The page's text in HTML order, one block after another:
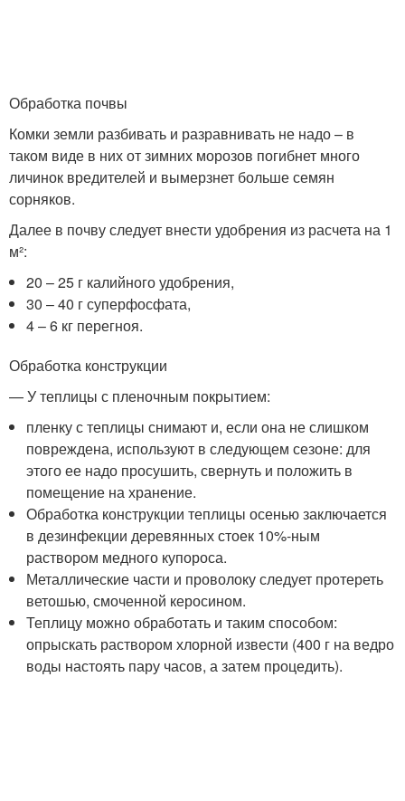
Обработка почвы
Комки земли разбивать и разравнивать не надо – в
таком виде в них от зимних морозов погибнет много
личинок вредителей и вымерзнет больше семян
сорняков.
Далее в почву следует внести удобрения из расчета на 1
м²:
20 – 25 г калийного удобрения,
30 – 40 г суперфосфата,
4 – 6 кг перегноя.
Обработка конструкции
— У теплицы с пленочным покрытием:
пленку с теплицы снимают и, если она не слишком
повреждена, используют в следующем сезоне: для
этого ее надо просушить, свернуть и положить в
помещение на хранение.
Обработка конструкции теплицы осенью заключается
в дезинфекции деревянных стоек 10%-ным
раствором медного купороса.
Металлические части и проволоку следует протереть
ветошью, смоченной керосином.
Теплицу можно обработать и таким способом:
опрыскать раствором хлорной извести (400 г на ведро
воды настоять пару часов, а затем процедить).